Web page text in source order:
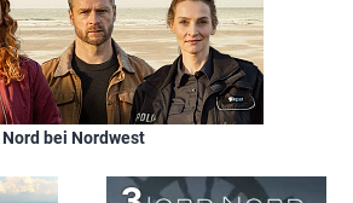
Nord bei Nordwest